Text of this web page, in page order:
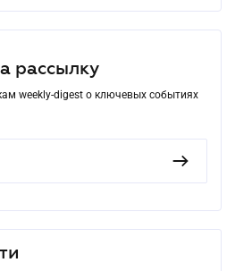
рассылку
weekly-digest о ключевых событиях